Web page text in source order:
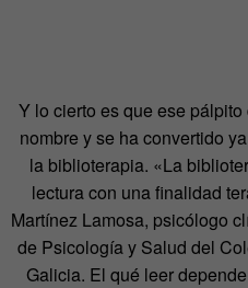
Y lo cierto es que ese
nombre y se ha convertido
la biblioterapia. «La
lectura con una finalidad
Martínez Lamosa, psicólogo
de Psicología y Salud del
Galicia. El qué leer